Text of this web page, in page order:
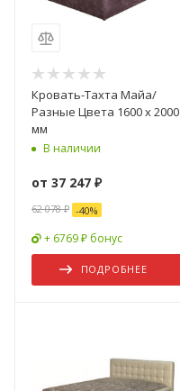
Кровать-Тахта Майа/
Разные Цвета 1600 х 2000
мм
В наличии
от 37 247 ₽
62 078 ₽ -40%
+ 6769 ₽ бонус
ПОДРОБНЕЕ